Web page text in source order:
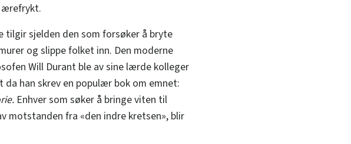
ærefrykt.
tilgir sjelden den som forsøker å bryte
og slippe folket inn. Den moderne
Will Durant ble av sine lærde kolleger
han skrev en populær bok om emnet:
Enhver som søker å bringe viten til
motstanden fra «den indre kretsen», blir